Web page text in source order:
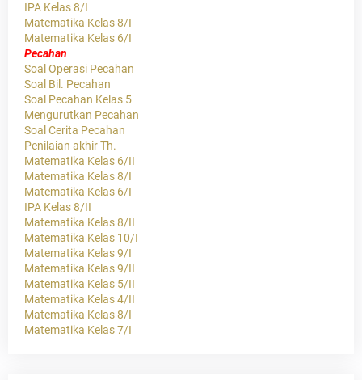
IPA Kelas 8/I
Matematika Kelas 8/I
Matematika Kelas 6/I
Pecahan
Soal Operasi Pecahan
Soal Bil. Pecahan
Soal Pecahan Kelas 5
Mengurutkan Pecahan
Soal Cerita Pecahan
Penilaian akhir Th.
Matematika Kelas 6/II
Matematika Kelas 8/I
Matematika Kelas 6/I
IPA Kelas 8/II
Matematika Kelas 8/II
Matematika Kelas 10/I
Matematika Kelas 9/I
Matematika Kelas 9/II
Matematika Kelas 5/II
Matematika Kelas 4/II
Matematika Kelas 8/I
Matematika Kelas 7/I